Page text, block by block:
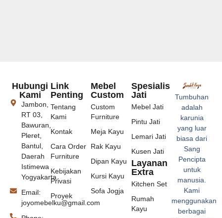
Tumbuhan
adalah
karunia
yang luar
biasa dari
Sang
Pencipta
untuk
manusia.
Kami
menggunakan
berbagai
Spesialis
Jati
Mebel Jati
Pintu Jati
Lemari Jati
Kusen Jati
Layanan
Extra
Kitchen Set
Rumah
Kayu
Mebel
Custom
Custom
Furniture
Meja Kayu
Rak Kayu
Dipan Kayu
Kursi Kayu
Sofa Jogja
Link
Penting
Tentang
Kami
Kontak
Cara Order
Furniture
Kebijakan
Privasi
Proyek
Hubungi
Kami
Jambon,
RT 03,
Bawuran,
Pleret,
Bantul,
Daerah
Istimewa
Yogyakarta.
Email:
joyomebelku@gmail.com